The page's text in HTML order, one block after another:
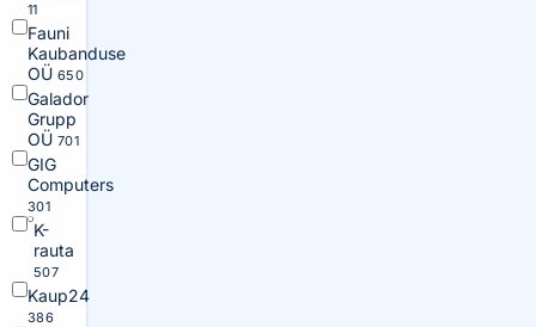
11
Fauni
Kaubanduse
OÜ 650
Galador
Grupp
OÜ 701
GIG
Computers
301
K-
rauta
507
Kaup24
386